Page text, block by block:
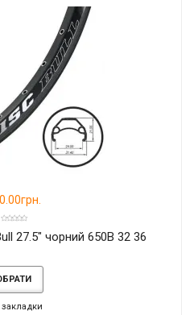
27.5" чорний 650B 32 36
закладки